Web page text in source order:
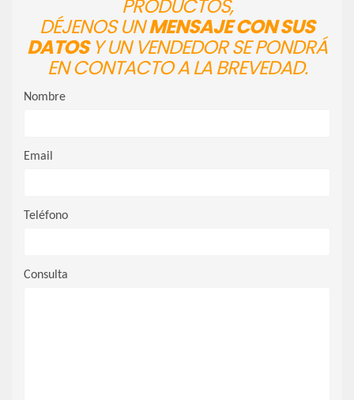
PRODUCTOS,
DÉJENOS UNMENSAJE CON SUS
DATOSY UN VENDEDOR SE PONDRÁ
EN CONTACTO A LA BREVEDAD.
Nombre
Email
Teléfono
Consulta